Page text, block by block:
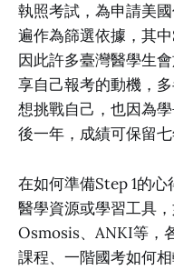
執照考試，為申請美
遍作為篩選依據，其
因此許多臺灣醫學生
享自己報考的動機，
想挑戰自己，也因為
後一年，成績可保留
在如何準備Step 1的
醫學資源或學習工具
Osmosis、ANKI等，
課程、一階國考如何